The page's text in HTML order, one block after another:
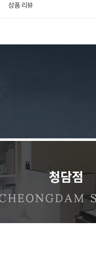
상품 리뷰